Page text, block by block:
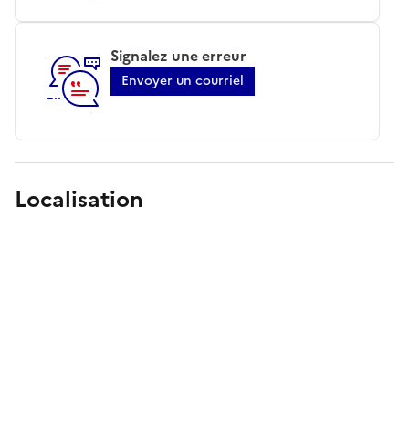
Signalez une erreur
Envoyer un courriel
Localisation